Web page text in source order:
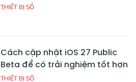
THIẾT BỊ SỐ
Cách cập nhật iOS 27 Public
Beta để có trải nghiệm tốt hơn
THIẾT BỊ SỐ